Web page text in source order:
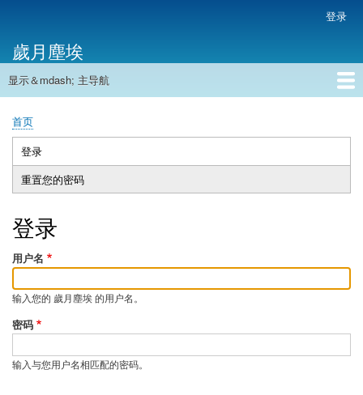
主
内
帐
户
菜
单
登录
歲月塵埃
主
航
显示＆mdash; 主导航
首页
面
包
屑
首页
主
标
登录
动
标
重置您的密码
登录
用户名
输入您的 歲月塵埃 的用户名。
密码
输入与您用户名相匹配的密码。